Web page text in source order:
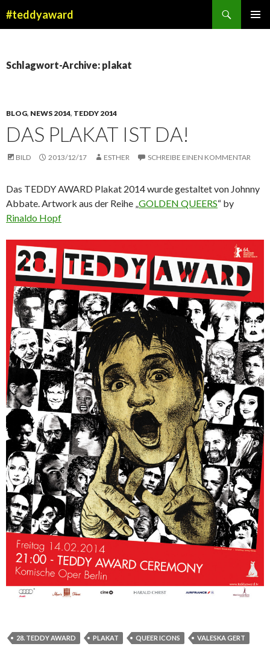
#teddyaward
Schlagwort-Archive: plakat
BLOG, NEWS 2014, TEDDY 2014
DAS PLAKAT IST DA!
BILD 2013/12/17 ESTHER SCHREIBE EINEN KOMMENTAR
Das TEDDY AWARD Plakat 2014 wurde gestaltet von Johnny
Abbate. Artwork aus der Reihe „GOLDEN QUEERS“ by
Rinaldo Hopf
28. TEDDY AWARD PLAKAT QUEER ICONS VALESKA GERT